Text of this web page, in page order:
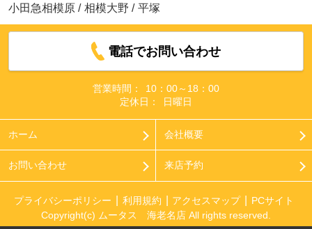
小田急相模原 / 相模大野 / 平塚
電話でお問い合わせ
営業時間：
10：00～18：00
定休日：
日曜日
ホーム 会社概要
お問い合わせ 来店予約
プライバシーポリシー 利用規約 アクセスマップ
PCサイト
Copyright(c) ムータス 海老名店 All rights reserved.